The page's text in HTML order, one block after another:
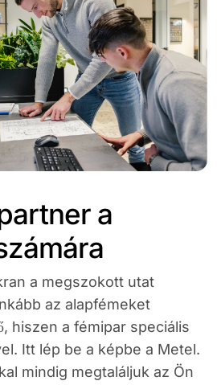
a
a megszokott utat
az alapfémeket
hiszen a fémipar speciális
Itt lép be a képbe a Metel.
mindig megtaláljuk az Ön